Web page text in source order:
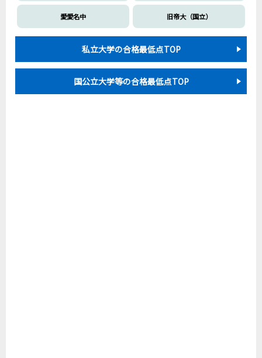
愛愛名中 旧帝大（国立）
私立大学の合格最低点TOP
国公立大学等の合格最低点TOP